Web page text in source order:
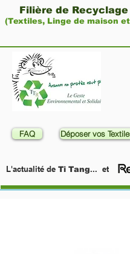
Filière de Recyclage
(Textiles, Linge de maison
FAQ Déposer vos
L'actualité de Ti Tang... et